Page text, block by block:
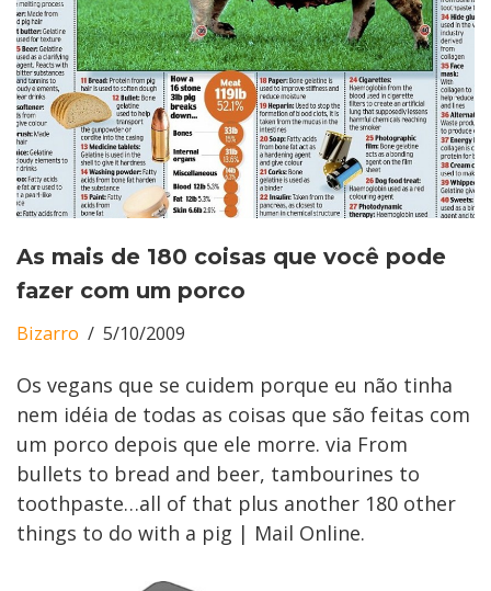
As mais de 180 coisas que você pode
fazer com um porco
Bizarro 5/10/2009
Os vegans que se cuidem porque eu não tinha
nem idéia de todas as coisas que são feitas com
um porco depois que ele morre. via From
bullets to bread and beer, tambourines to
toothpaste…all of that plus another 180 other
things to do with a pig | Mail Online.